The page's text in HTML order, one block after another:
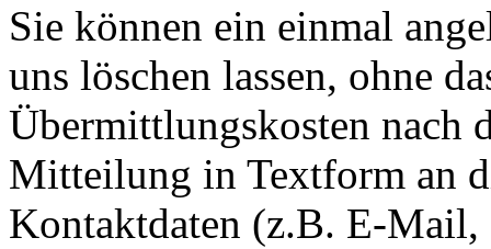
Sie können ein einmal
uns löschen lassen, ohne
Übermittlungskosten nach
Mitteilung in Textform an
Kontaktdaten (z.B. E-